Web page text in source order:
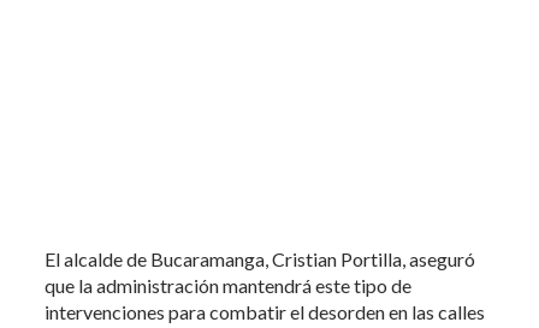
El alcalde de Bucaramanga, Cristian Portilla, aseguró
que la administración mantendrá este tipo de
intervenciones para combatir el desorden en las calles